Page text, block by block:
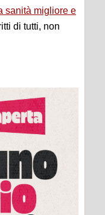
sanità migliore e
di tutti, non